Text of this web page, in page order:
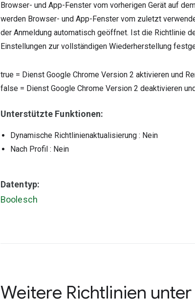
Browser- und App-Fenster vom vorherigen Gerät auf
werden Browser- und App-Fenster vom zuletzt
der Anmeldung automatisch geöffnet. Ist die Richtlinie
Einstellungen zur vollständigen Wiederherstellung
true = Dienst Google Chrome Version 2 aktivieren und
false = Dienst Google Chrome Version 2 deaktivieren
Unterstützte Funktionen:
Dynamische Richtlinienaktualisierung : Nein
Nach Profil : Nein
Datentyp:
Boolesch
Weitere Richtlinien unter